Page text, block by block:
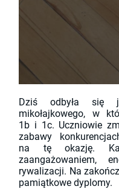
Dziś odbyła się
mikołajkowego, w
1b i 1c. Uczniowie
zabawy
na tę okazję.
zaangażowaniem,
rywalizacji. Na
pamiątkowe dyplomy.